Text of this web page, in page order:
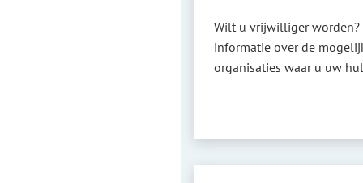
Wilt u vrijwilliger worden?
informatie over de
organisaties waar u uw